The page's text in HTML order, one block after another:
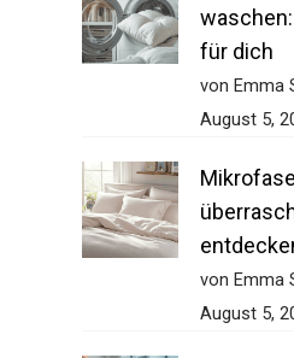
für dich
von Emma
August 5,
von Emma
August 5,